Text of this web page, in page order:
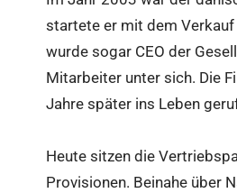
startete er mit dem
wurde sogar CEO der
Mitarbeiter unter sich. Die
Jahre später ins Leben
Heute sitzen die
Provisionen. Beinahe über